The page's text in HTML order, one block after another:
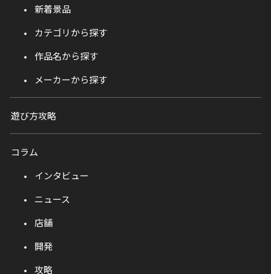
新着景品
カテゴリから探す
作品名から探す
メーカーから探す
遊び方攻略
コラム
インタビュー
ニュース
店舗
開発
攻略